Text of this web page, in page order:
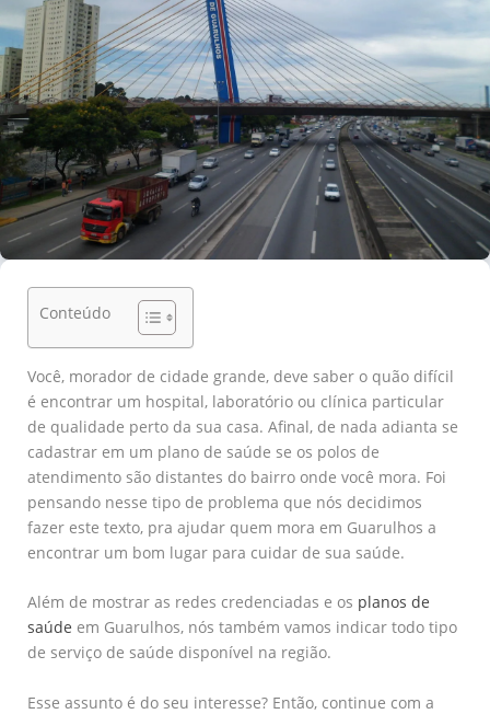
Conteúdo
Você, morador de cidade grande, deve saber o quão difícil
é encontrar um hospital, laboratório ou clínica particular
de qualidade perto da sua casa. Afinal, de nada adianta se
cadastrar em um plano de saúde se os polos de
atendimento são distantes do bairro onde você mora. Foi
pensando nesse tipo de problema que nós decidimos
fazer este texto, pra ajudar quem mora em Guarulhos a
encontrar um bom lugar para cuidar de sua saúde.
Além de mostrar as redes credenciadas e os planos de
saúde em Guarulhos, nós também vamos indicar todo tipo
de serviço de saúde disponível na região.
Esse assunto é do seu interesse? Então, continue com a